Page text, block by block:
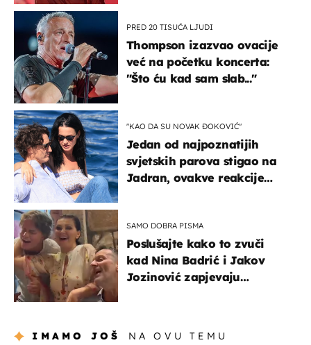
PRED 20 TISUĆA LJUDI
Thompson izazvao ovacije
već na početku koncerta:
"Što ću kad sam slab..."
"KAO DA SU NOVAK ĐOKOVIĆ"
Jedan od najpoznatijih
svjetskih parova stigao na
Jadran, ovakve reakcije
SAMO DOBRA PISMA
Poslušajte kako to zvuči
kad Nina Badrić i Jakov
Jozinović zapjevaju
IMAMO JOŠ NA OVU TEMU